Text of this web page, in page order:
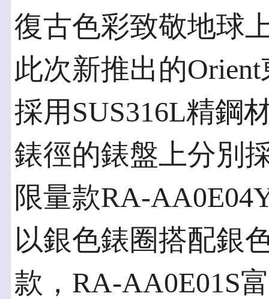
復古色彩致敬地球
此次新推出的
採用SUS316L精鋼
錶徑的錶盤上分別
限量款RA-
以銀色錶圈搭配銀
款，RA-AA0E01S